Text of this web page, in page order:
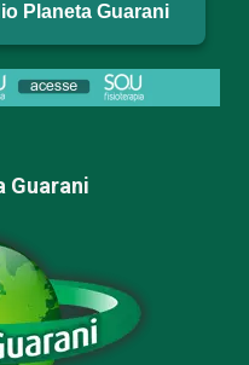
Planeta Guarani
Guarani